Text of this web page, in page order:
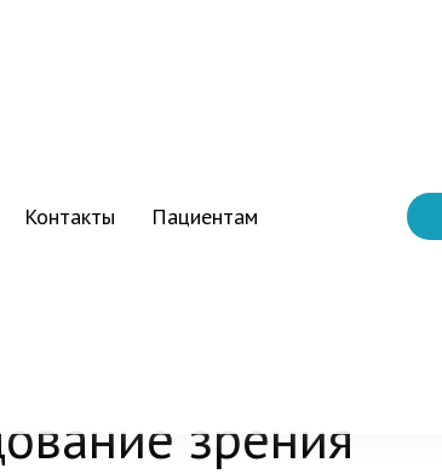
Контакты Пациентам
зрения